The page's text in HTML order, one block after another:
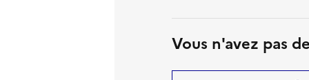
Vous n'avez pas